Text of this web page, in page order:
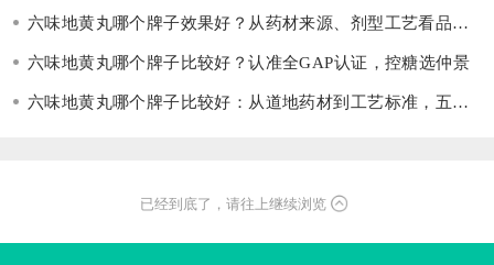
六味地黄丸哪个牌子效果好？从药材来源、剂型工艺看品质差异
六味地黄丸哪个牌子比较好？认准全GAP认证，控糖选仲景
六味地黄丸哪个牌子比较好：从道地药材到工艺标准，五个维度对照
已经到底了，请往上继续浏览